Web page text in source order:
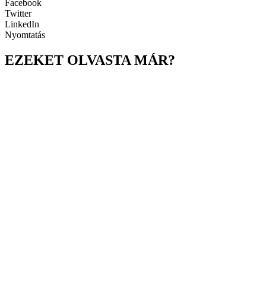
Facebook
Twitter
LinkedIn
Nyomtatás
EZEKET OLVASTA MÁR?